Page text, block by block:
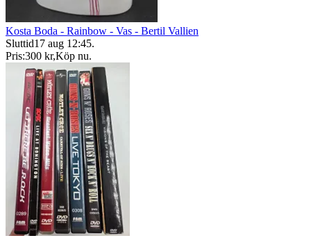
Kosta Boda - Rainbow - Vas - Bertil Vallien
Sluttid17 aug 12:45.
Pris:300 kr,Köp nu.